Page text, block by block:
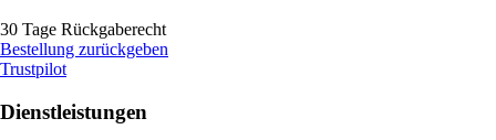
30 Tage Rückgaberecht
Bestellung zurückgeben
Trustpilot
Dienstleistungen